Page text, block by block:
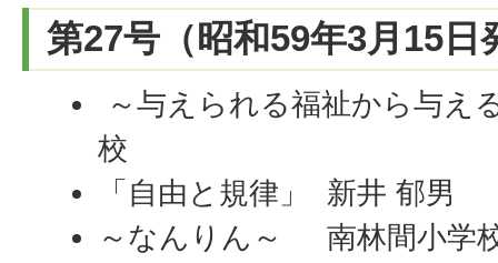
第27号（昭和59年3月15日
～与えられる福祉から与
校
「自由と規律」 新井 郁男
～なんりん～ 南林間小学